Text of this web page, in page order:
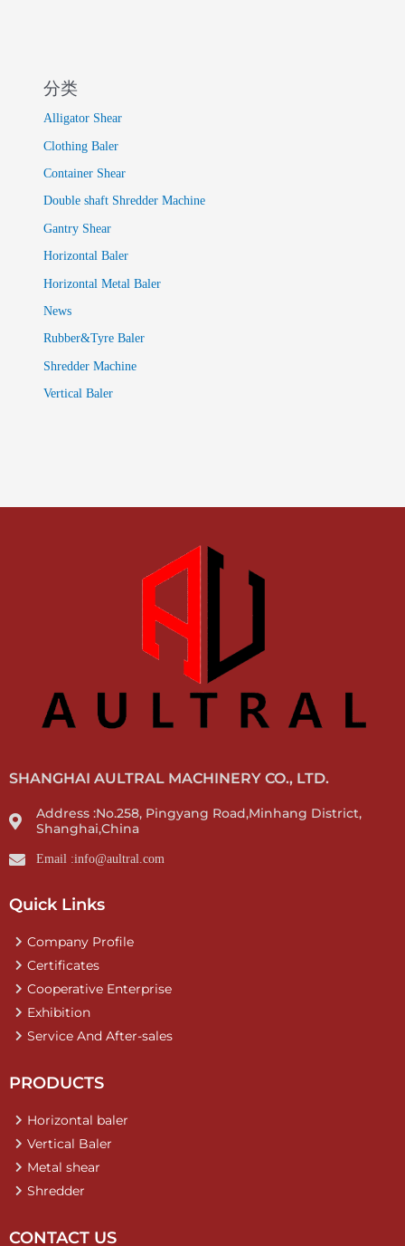
分类
Alligator Shear
Clothing Baler
Container Shear
Double shaft Shredder Machine
Gantry Shear
Horizontal Baler
Horizontal Metal Baler
News
Rubber&Tyre Baler
Shredder Machine
Vertical Baler
SHANGHAI AULTRAL MACHINERY CO., LTD.
Address :No.258, Pingyang Road,Minhang District,
Shanghai,China
Email :info@aultral.com
Quick Links
Company Profile
Certificates
Cooperative Enterprise
Exhibition
Service And After-sales
PRODUCTS
Horizontal baler
Vertical Baler
Metal shear
Shredder
CONTACT US